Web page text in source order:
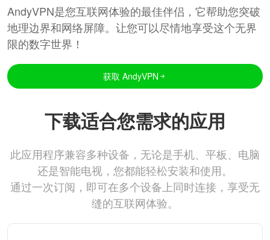
AndyVPN是您互联网体验的最佳伴侣，它帮助您突破
地理边界和网络屏障。让您可以尽情地享受这个无界
限的数字世界！
获取 AndyVPN
下载适合您需求的应用
此应用程序兼容多种设备，无论是手机、平板、电脑
还是智能电视，您都能轻松安装和使用。
通过一次订阅，即可在多个设备上同时连接，享受无
缝的互联网体验。